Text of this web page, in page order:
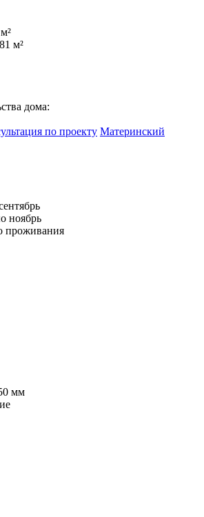
81 м²
дома:
по проекту Материнский
ноябрь
проживания
мм